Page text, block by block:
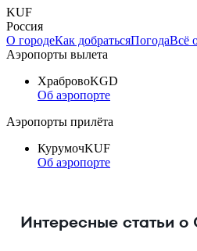
KUF
Россия
О городеКак добратьсяПогодаВсё
Аэропорты вылета
ХрабровоKGD
Об аэропорте
Аэропорты прилёта
КурумочKUF
Об аэропорте
Интересные статьи